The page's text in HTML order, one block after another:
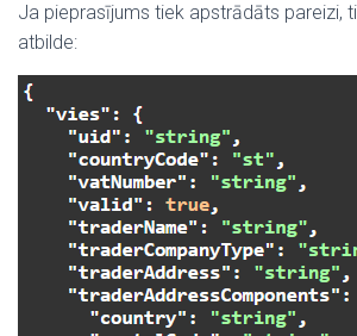
Ja pieprasījums tiek apstrādāts pareizi,
atbilde: